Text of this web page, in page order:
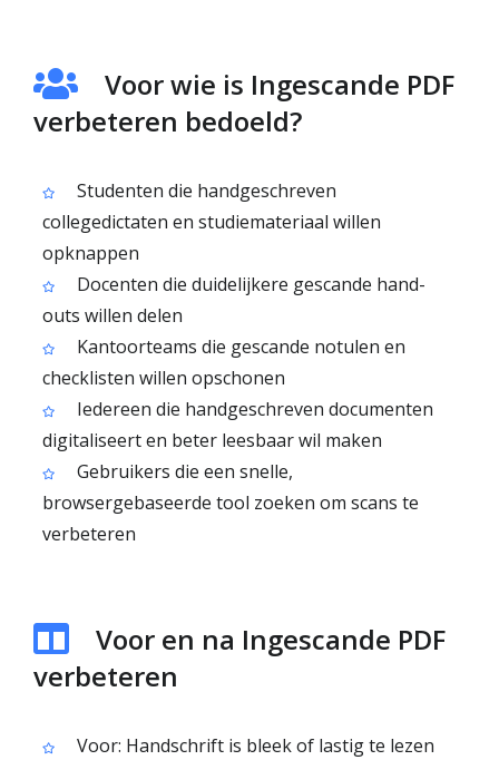
Voor wie is Ingescande PDF
verbeteren bedoeld?
Studenten die handgeschreven
collegedictaten en studiemateriaal willen
opknappen
Docenten die duidelijkere gescande hand-
outs willen delen
Kantoorteams die gescande notulen en
checklisten willen opschonen
Iedereen die handgeschreven documenten
digitaliseert en beter leesbaar wil maken
Gebruikers die een snelle,
browsergebaseerde tool zoeken om scans te
verbeteren
Voor en na Ingescande PDF
verbeteren
Voor: Handschrift is bleek of lastig te lezen